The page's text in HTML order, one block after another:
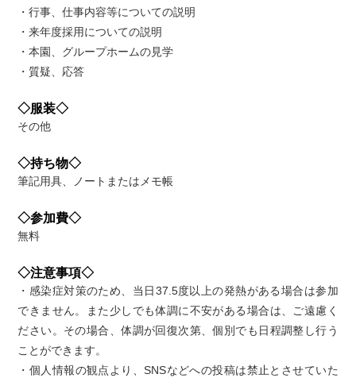
・行事、仕事内容等についての説明
・来年度採用についての説明
・本園、グループホームの見学
・質疑、応答
◇服装◇
その他
◇持ち物◇
筆記用具、ノートまたはメモ帳
◇参加費◇
無料
◇注意事項◇
・感染症対策のため、当日37.5度以上の発熱がある場合は参加
できません。また少しでも体調に不安がある場合は、ご遠慮く
ださい。その場合、体調が回復次第、個別でも日程調整し行う
ことができます。
・個人情報の観点より、SNSなどへの投稿は禁止とさせていた